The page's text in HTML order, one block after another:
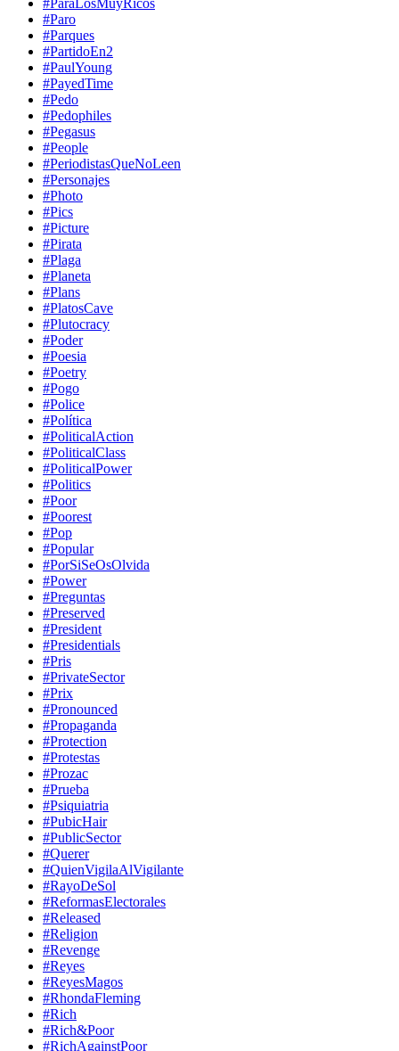
#ParaLosMuyRicos
#Paro
#Parques
#PartidoEn2
#PaulYoung
#PayedTime
#Pedo
#Pedophiles
#Pegasus
#People
#PeriodistasQueNoLeen
#Personajes
#Photo
#Pics
#Picture
#Pirata
#Plaga
#Planeta
#Plans
#PlatosCave
#Plutocracy
#Poder
#Poesia
#Poetry
#Pogo
#Police
#Política
#PoliticalAction
#PoliticalClass
#PoliticalPower
#Politics
#Poor
#Poorest
#Pop
#Popular
#PorSiSeOsOlvida
#Power
#Preguntas
#Preserved
#President
#Presidentials
#Pris
#PrivateSector
#Prix
#Pronounced
#Propaganda
#Protection
#Protestas
#Prozac
#Prueba
#Psiquiatria
#PubicHair
#PublicSector
#Querer
#QuienVigilaAlVigilante
#RayoDeSol
#ReformasElectorales
#Released
#Religion
#Revenge
#Reyes
#ReyesMagos
#RhondaFleming
#Rich
#Rich&Poor
#RichAgainstPoor